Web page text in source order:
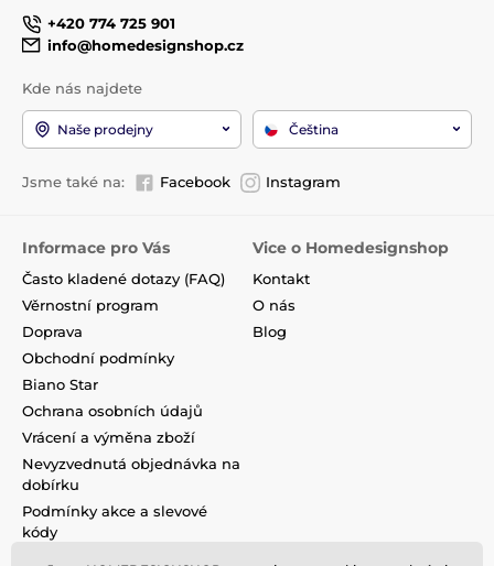
+420 774 725 901
info@homedesignshop.cz
Kde nás najdete
Naše prodejny Čeština
Jsme také na: Facebook Instagram
Informace pro Vás
Často kladené dotazy (FAQ)
Věrnostní program
Doprava
Obchodní podmínky
Biano Star
Ochrana osobních údajů
Vrácení a výměna zboží
Nevyzvednutá objednávka na
dobírku
Podmínky akce a slevové
kódy
Vice o Homedesignshop
Kontakt
O nás
Blog